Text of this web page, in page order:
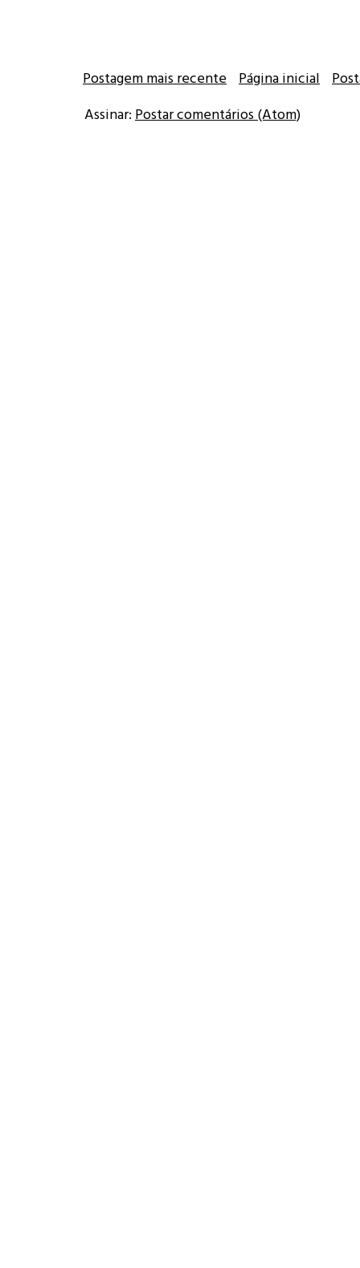
Postagem mais recente Página inicial
Assinar:Postar comentários (Atom)